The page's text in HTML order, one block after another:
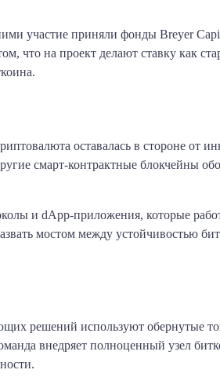
участие приняли фонды Breyer
что на проект делают ставку как
оставалась в стороне от
смарт-контрактные блокчейны
и dApp-приложения, которые
мостом между устойчивостью
решений используют обернутые
внедряет полноценный узел